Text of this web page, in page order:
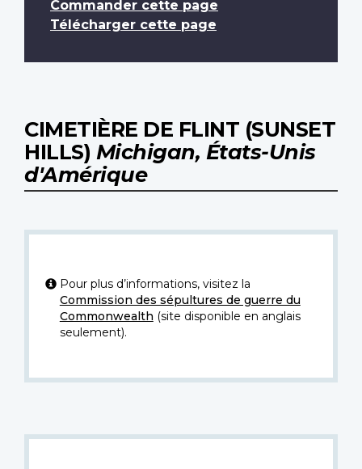
Commander cette page
Télécharger cette page
CIMETIÈRE DE FLINT (SUNSET
HILLS) Michigan, États-Unis
d'Amérique
Pour plus d’informations, visitez la
Commission des sépultures de guerre du
Commonwealth (site disponible en anglais
seulement).